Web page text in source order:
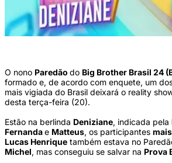
O nono Paredão do Big Brother Brasil 24
formado e, de acordo com enquete, um
mais vigiada do Brasil deixará o reality
desta terça-feira (20).
Estão na berlinda Deniziane, indicada pela
Fernandae Matteus, os participantes
Lucas Henrique também estava no
Michel, mas conseguiu se salvar na Prova